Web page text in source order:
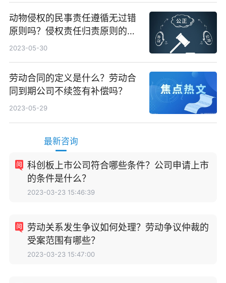
动物侵权的民事责任遵循无过错
原则吗？侵权责任归责原则的分
类
2023-05-30
劳动合同的定义是什么？劳动合
同到期公司不续签有补偿吗？
2023-05-29
最新咨询
科创板上市公司符合哪些条件？公司申请上市
的条件是什么？
2023-03-23 15:46:39
劳动关系发生争议如何处理？劳动争议仲裁的
受案范围有哪些？
2023-03-23 15:47:00